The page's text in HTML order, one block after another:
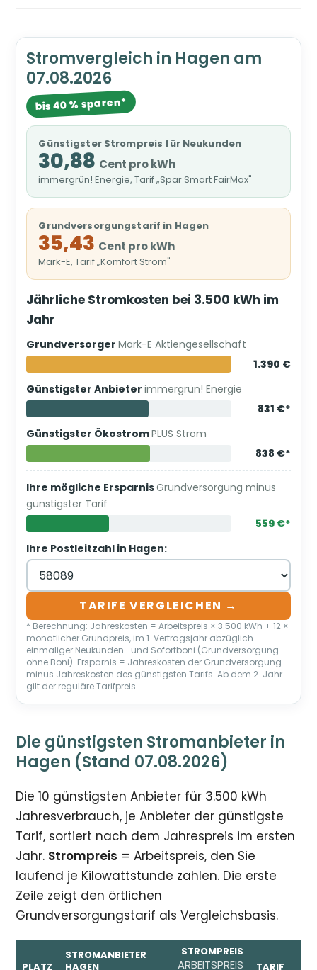
Stromvergleich in Hagen am
07.08.2026
bis 40 % sparen*
Günstigster Strompreis für Neukunden
30,88 Cent pro kWh
immergrün! Energie, Tarif „Spar Smart FairMax"
Grundversorgungstarif in Hagen
35,43 Cent pro kWh
Mark-E, Tarif „Komfort Strom"
Jährliche Stromkosten bei 3.500 kWh im
Jahr
GrundversorgerMark-E Aktiengesellschaft
1.390 €
Günstigster Anbieterimmergrün! Energie
831 €*
Günstigster ÖkostromPLUS Strom
838 €*
Ihre mögliche ErsparnisGrundversorgung minus
günstigster Tarif
559 €*
Ihre Postleitzahl in Hagen:
TARIFE VERGLEICHEN →
* Berechnung: Jahreskosten = Arbeitspreis × 3.500 kWh + 12 ×
monatlicher Grundpreis, im 1. Vertragsjahr abzüglich
einmaliger Neukunden- und Sofortboni (Grundversorgung
ohne Boni). Ersparnis = Jahreskosten der Grundversorgung
minus Jahreskosten des günstigsten Tarifs. Ab dem 2. Jahr
gilt der reguläre Tarifpreis.
Die günstigsten Stromanbieter in
Hagen (Stand 07.08.2026)
Die 10 günstigsten Anbieter für 3.500 kWh
Jahresverbrauch, je Anbieter der günstigste
Tarif, sortiert nach dem Jahrespreis im ersten
Jahr. Strompreis = Arbeitspreis, den Sie
laufend je Kilowattstunde zahlen. Die erste
Zeile zeigt den örtlichen
Grundversorgungstarif als Vergleichsbasis.
PLATZ
STROMANBIETER
HAGEN
STROMPREIS
ARBEITSPREIS TARIF